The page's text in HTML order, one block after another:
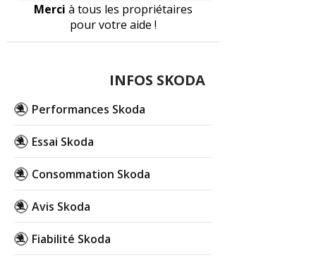
Merci à tous les propriétaires
pour votre aide !
INFOS SKODA
Performances Skoda
Essai Skoda
Consommation Skoda
Avis Skoda
Fiabilité Skoda